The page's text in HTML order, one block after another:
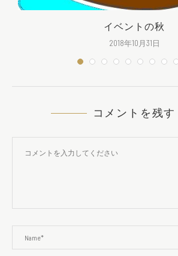
イベントの秋
2018年10月31日
コメントを残す